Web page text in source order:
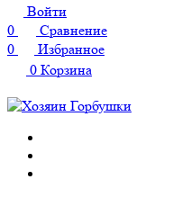
Войти
0
Сравнение
0
Избранное
0 Корзина